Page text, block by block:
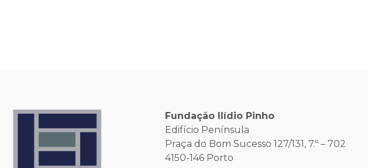
Fundação Ilídio Pinho
Edifício Península
Praça do Bom Sucesso 127/131, 7.º – 702
4150-146 Porto